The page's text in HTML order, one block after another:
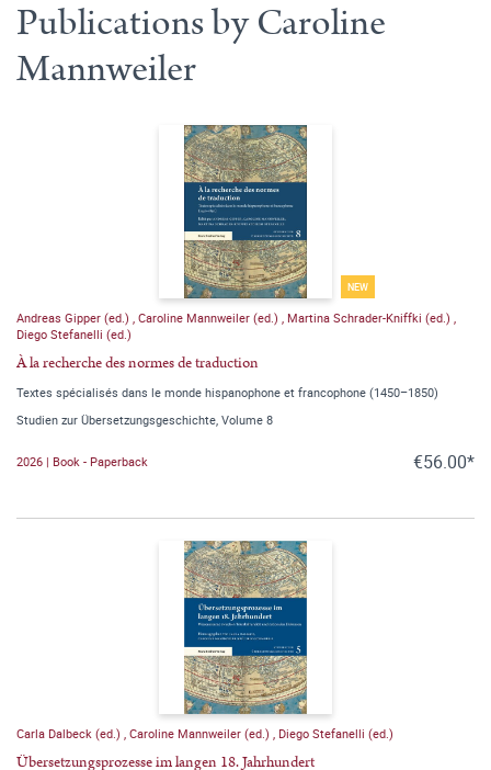
Publications by Caroline
Mannweiler
NEW
Andreas Gipper (ed.) Caroline Mannweiler (ed.) Martina Schrader-Kniffki (ed.)
Diego Stefanelli (ed.)
À la recherche des normes de traduction
Textes spécialisés dans le monde hispanophone et francophone (1450–1850)
Studien zur Übersetzungsgeschichte, Volume 8
2026 | Book - Paperback €56.00*
Carla Dalbeck (ed.) Caroline Mannweiler (ed.) Diego Stefanelli (ed.)
Übersetzungsprozesse im langen 18. Jahrhundert